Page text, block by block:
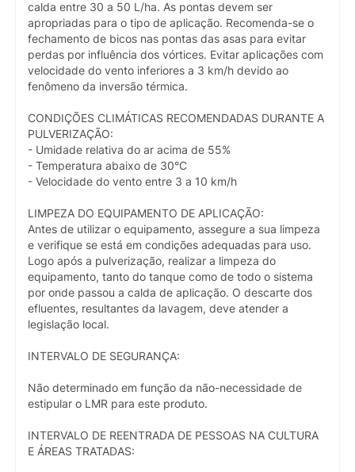
calda entre 30 a 50 L/ha. As pontas devem ser
apropriadas para o tipo de aplicação. Recomenda-se o
fechamento de bicos nas pontas das asas para evitar
perdas por influência dos vórtices. Evitar aplicações com
velocidade do vento inferiores a 3 km/h devido ao
fenômeno da inversão térmica.
CONDIÇÕES CLIMÁTICAS RECOMENDADAS DURANTE A
PULVERIZAÇÃO:
- Umidade relativa do ar acima de 55%
- Temperatura abaixo de 30°C
- Velocidade do vento entre 3 a 10 km/h
LIMPEZA DO EQUIPAMENTO DE APLICAÇÃO:
Antes de utilizar o equipamento, assegure a sua limpeza
e verifique se está em condições adequadas para uso.
Logo após a pulverização, realizar a limpeza do
equipamento, tanto do tanque como de todo o sistema
por onde passou a calda de aplicação. O descarte dos
efluentes, resultantes da lavagem, deve atender a
legislação local.
INTERVALO DE SEGURANÇA:
Não determinado em função da não-necessidade de
estipular o LMR para este produto.
INTERVALO DE REENTRADA DE PESSOAS NA CULTURA
E ÁREAS TRATADAS: